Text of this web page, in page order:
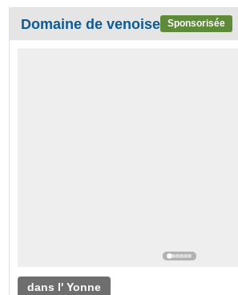
Domaine de venoise Sponsorisée
dans l' Yonne